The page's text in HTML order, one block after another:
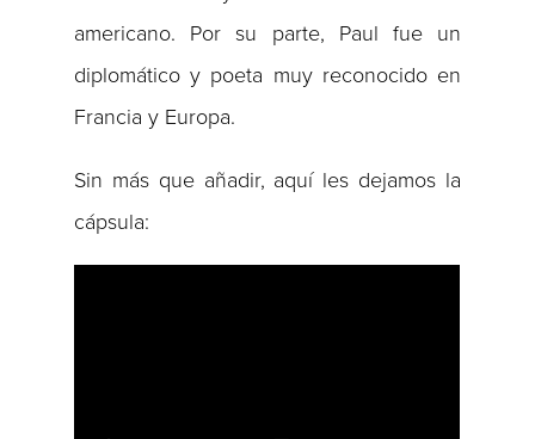
americano. Por su parte, Paul fue un
diplomático y poeta muy reconocido en
Francia y Europa.
Sin más que añadir, aquí les dejamos la
cápsula: